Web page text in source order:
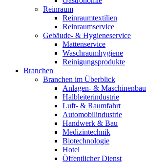
Reinraum
Reinraumtextilien
Reinraumservice
Gebäude- & Hygieneservice
Mattenservice
Waschraumhygiene
Reinigungsprodukte
Branchen
Branchen im Überblick
Anlagen- & Maschinenbau
Halbleiterindustrie
Luft- & Raumfahrt
Automobilindustrie
Handwerk & Bau
Medizintechnik
Biotechnologie
Hotel
Öffentlicher Dienst